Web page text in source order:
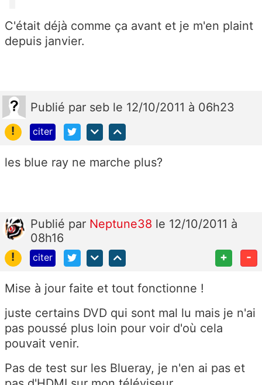
C'était déjà comme ça avant et je m'en plaint
depuis janvier.
Publié par seb le 12/10/2011 à 06h23
!
citer
les blue ray ne marche plus?
Publié par Neptune38 le 12/10/2011 à
08h16
!
citer + -
Mise à jour faite et tout fonctionne !
juste certains DVD qui sont mal lu mais je n'ai
pas poussé plus loin pour voir d'où cela
pouvait venir.
Pas de test sur les Blueray, je n'en ai pas et